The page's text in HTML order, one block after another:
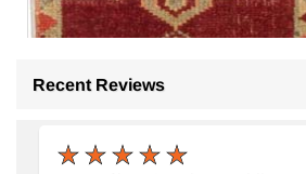
Recent Reviews